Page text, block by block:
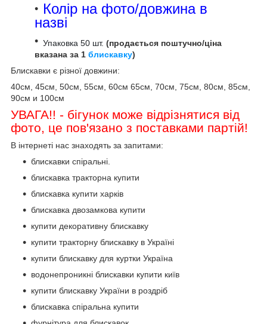
Колір на фото/довжина в
назві
Упаковка 50 шт. (продається поштучно/ціна
вказана за 1 блискавку)
Блискавки є різної довжини:
40см, 45см, 50см, 55см, 60см 65см, 70см, 75см, 80см, 85см,
90см и 100см
УВАГА!! - бігунок може відрізнятися від
фото, це пов'язано з поставками партій!
В інтернеті нас знаходять за запитами:
блискавки спіральні.
блискавка тракторна купити
блискавка купити харків
блискавка двозамкова купити
купити декоративну блискавку
купити тракторну блискавку в Україні
купити блискавку для куртки Україна
водонепроникні блискавки купити київ
купити блискавку України в роздріб
блискавка спіральна купити